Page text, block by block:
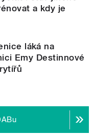
a kdy je
láká na
Emy Destinnové